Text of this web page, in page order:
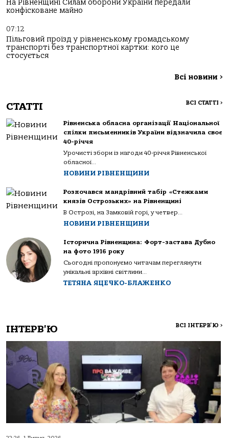
На Рівненщині Силам оборони України передали
конфісковане майно
07:12
Пільговий проїзд у рівненському громадському
транспорті без транспортної картки: кого це
стосується
Всі новини >
СТАТТІ ВСІ СТАТТІ >
Рівненська обласна організації Національної
спілки письменників України відзначила своє
40-річчя
Урочисті збори із нагоди 40-річчя Рівненської
обласної...
НОВИНИ РІВНЕНЩИНИ
Розпочався мандрівний табір «Стежками
князів Острозьких» на Рівненщині
В Острозі, на Замковій горі, у четвер...
НОВИНИ РІВНЕНЩИНИ
Історична Рівненщина: Форт-застава Дубно
на фото 1916 року
Сьогодні пропонуємо читачам переглянути
унікальні архівні світлини...
ТЕТЯНА ЯЦЕЧКО-БЛАЖЕНКО
ІНТЕРВ'Ю ВСІ ІНТЕРВ'Ю >